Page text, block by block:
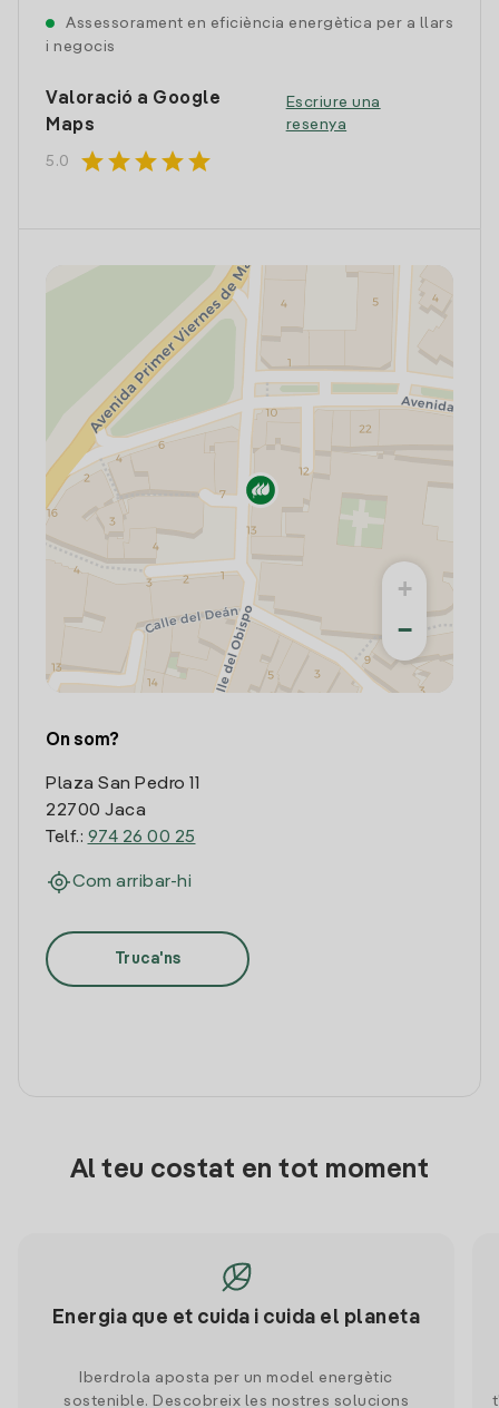
Assessorament en eficiència energètica per a llars
i negocis
Valoració a Google
Maps
5.0 starstarstarstarstar
Escriure una
resenya
+
−
On som?
Plaza San Pedro 11
22700 Jaca
Telf.: 974 26 00 25
Com arribar-hi
Truca'ns
Al teu costat en tot moment
Energia que et cuida i cuida el planeta
Iberdrola aposta per un model energètic
sostenible. Descobreix les nostres solucions